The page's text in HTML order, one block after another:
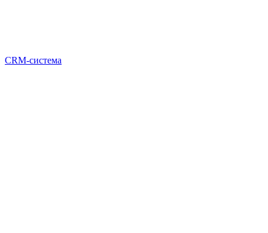
CRM-система